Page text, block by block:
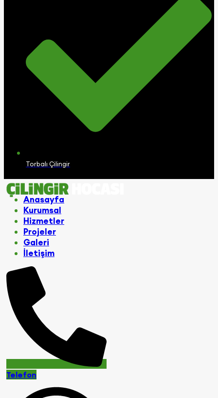
Torbalı Çilingir
Anasayfa
Kurumsal
Hizmetler
Projeler
Galeri
İletişim
Telefon